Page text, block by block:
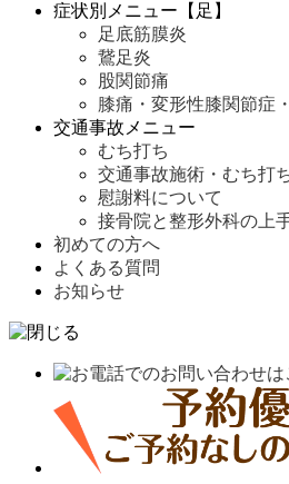
症状別メニュー【足】
足底筋膜炎
鵞足炎
股関節痛
膝痛・変形性膝関節症
交通事故メニュー
むち打ち
交通事故施術・むち打
慰謝料について
接骨院と整形外科の上
初めての方へ
よくある質問
お知らせ